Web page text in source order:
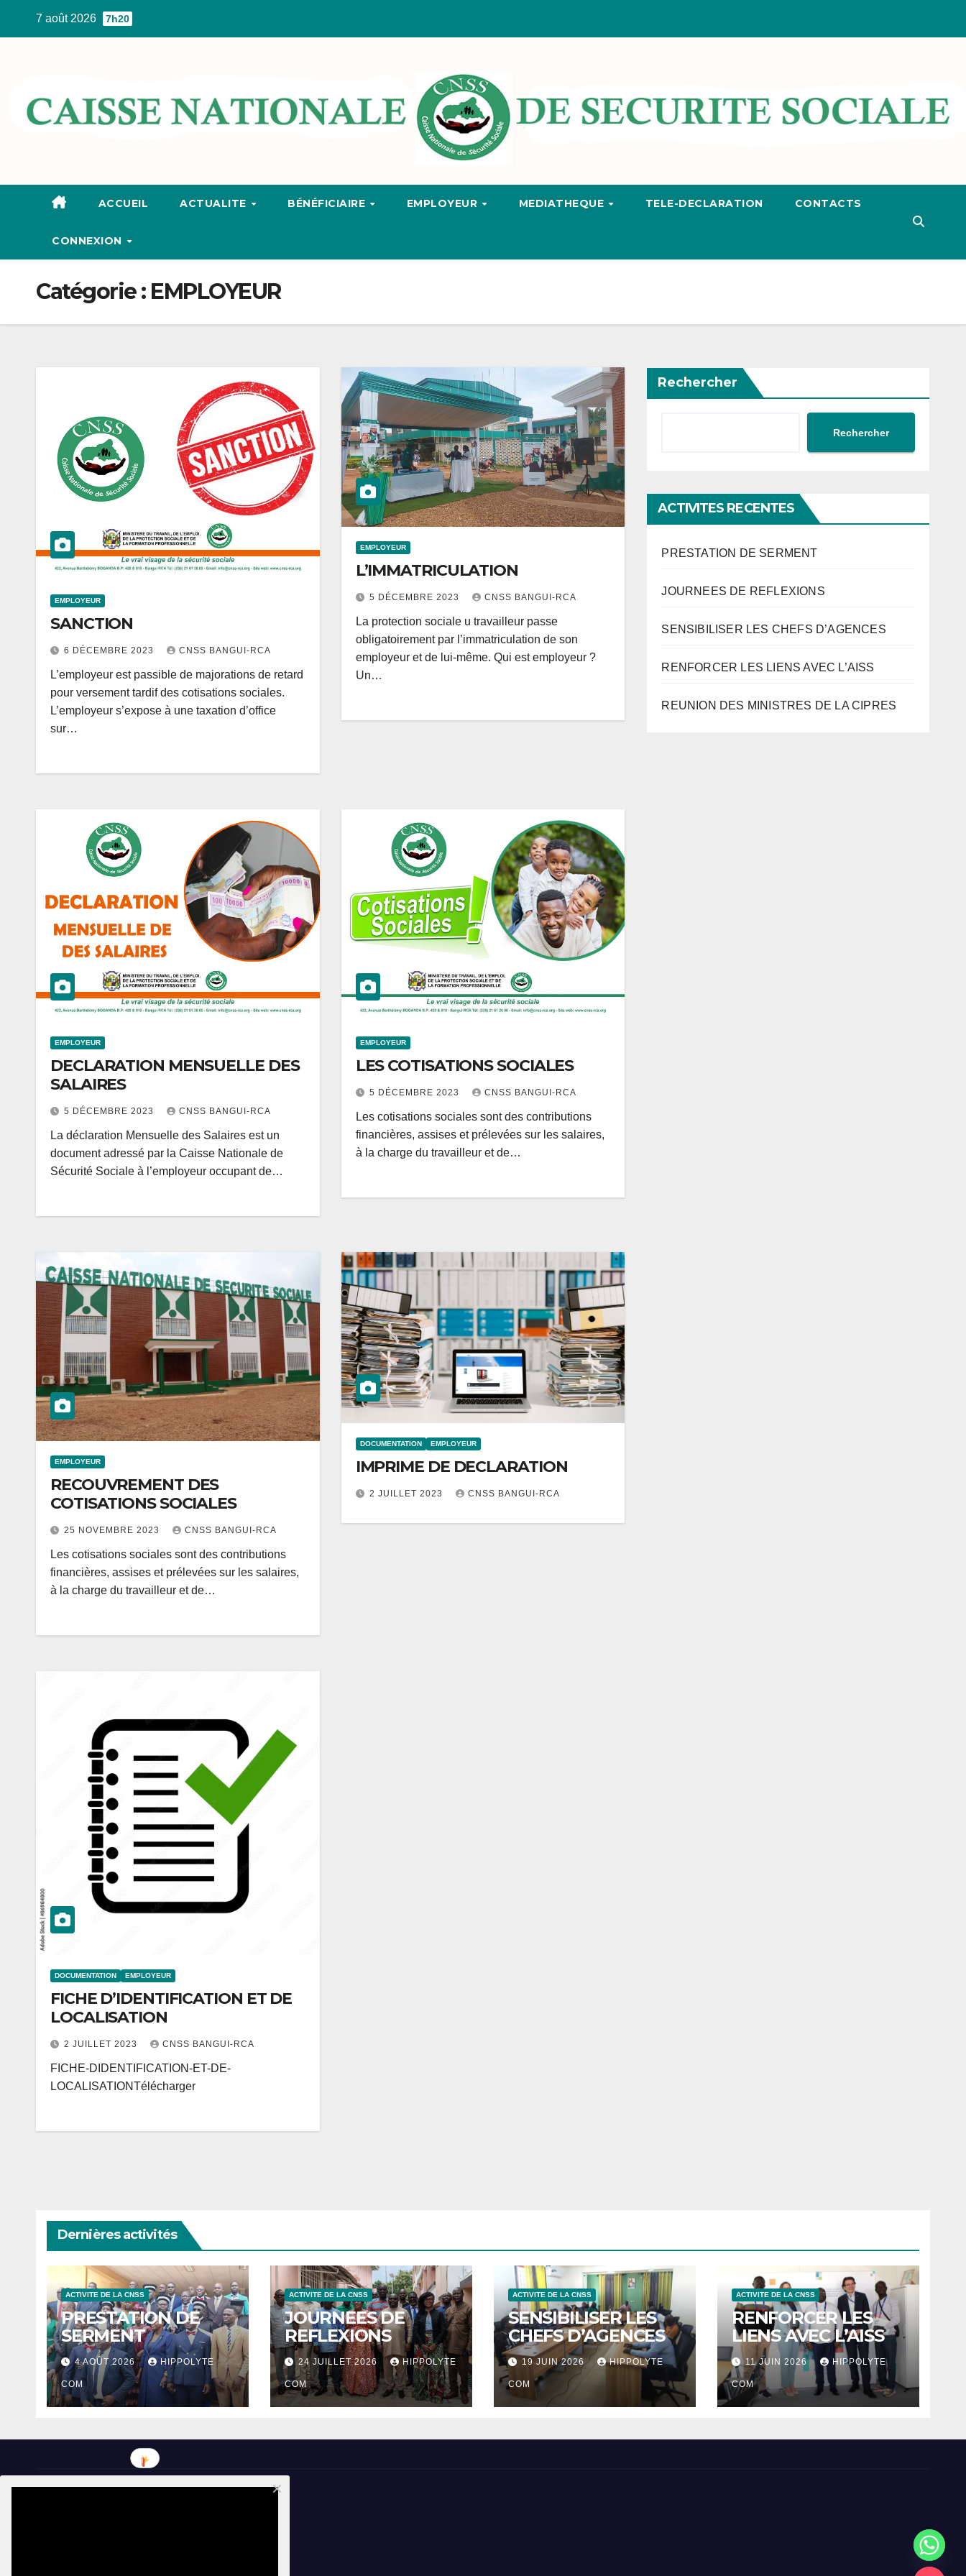
7 août 2026 7h20
ACCUEIL ACTUALITE BÉNÉFICIAIRE EMPLOYEUR MEDIATHEQUE TELE-DECLARATION CONTACTS
CONNEXION
Catégorie : EMPLOYEUR
EMPLOYEUR
SANCTION
6 DÉCEMBRE 2023 CNSS BANGUI-RCA
L’employeur est passible de majorations de retard
pour versement tardif des cotisations sociales.
L’employeur s’expose à une taxation d’office
sur…
EMPLOYEUR
L’IMMATRICULATION
5 DÉCEMBRE 2023 CNSS BANGUI-RCA
La protection sociale u travailleur passe
obligatoirement par l’immatriculation de son
employeur et de lui-même. Qui est employeur ?
Un…
EMPLOYEUR
DECLARATION MENSUELLE DES
SALAIRES
5 DÉCEMBRE 2023 CNSS BANGUI-RCA
La déclaration Mensuelle des Salaires est un
document adressé par la Caisse Nationale de
Sécurité Sociale à l’employeur occupant de…
EMPLOYEUR
LES COTISATIONS SOCIALES
5 DÉCEMBRE 2023 CNSS BANGUI-RCA
Les cotisations sociales sont des contributions
financières, assises et prélevées sur les salaires,
à la charge du travailleur et de…
EMPLOYEUR
RECOUVREMENT DES
COTISATIONS SOCIALES
25 NOVEMBRE 2023 CNSS BANGUI-RCA
Les cotisations sociales sont des contributions
financières, assises et prélevées sur les salaires,
à la charge du travailleur et de…
DOCUMENTATION EMPLOYEUR
IMPRIME DE DECLARATION
2 JUILLET 2023 CNSS BANGUI-RCA
DOCUMENTATION EMPLOYEUR
FICHE D’IDENTIFICATION ET DE
LOCALISATION
2 JUILLET 2023 CNSS BANGUI-RCA
FICHE-DIDENTIFICATION-ET-DE-
LOCALISATIONTélécharger
Rechercher
Rechercher
ACTIVITES RECENTES
PRESTATION DE SERMENT
JOURNEES DE REFLEXIONS
SENSIBILISER LES CHEFS D’AGENCES
RENFORCER LES LIENS AVEC L’AISS
REUNION DES MINISTRES DE LA CIPRES
Dernières activités
ACTIVITE DE LA CNSS
PRESTATION DE
SERMENT
4 AOÛT 2026 HIPPOLYTE
COM
ACTIVITE DE LA CNSS
JOURNEES DE
REFLEXIONS
24 JUILLET 2026 HIPPOLYTE
COM
ACTIVITE DE LA CNSS
SENSIBILISER LES
CHEFS D’AGENCES
19 JUIN 2026 HIPPOLYTE
COM
ACTIVITE DE LA CNSS
RENFORCER LES
LIENS AVEC L’AISS
11 JUIN 2026 HIPPOLYTE
COM